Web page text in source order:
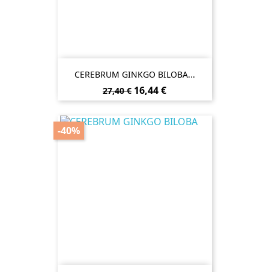
CEREBRUM GINKGO BILOBA...
Preço
normal
27,40 € Preço
16,44 €
-40%